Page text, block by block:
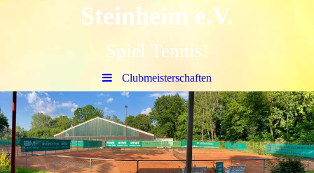
Steinheim e.V.
Spiel Tennis!
Clubmeisterschaften